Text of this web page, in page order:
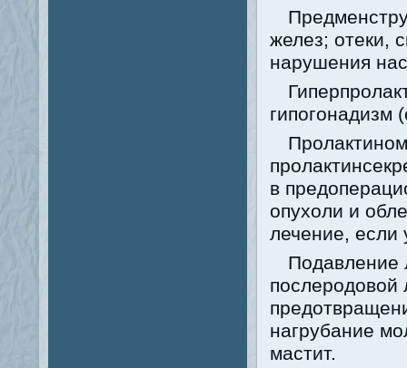
желез; отеки,
нарушения
гипогонадизм
в
опухоли и
лечение, если
Подавление
послеродовой
нагрубание
мастит.